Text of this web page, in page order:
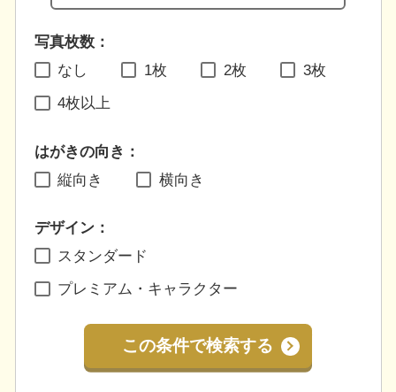
写真枚数：
なし
1枚 2枚 3枚
4枚以上
はがきの向き：
縦向き
横向き
デザイン：
スタンダード
プレミアム・キャラクター
この条件で検索する